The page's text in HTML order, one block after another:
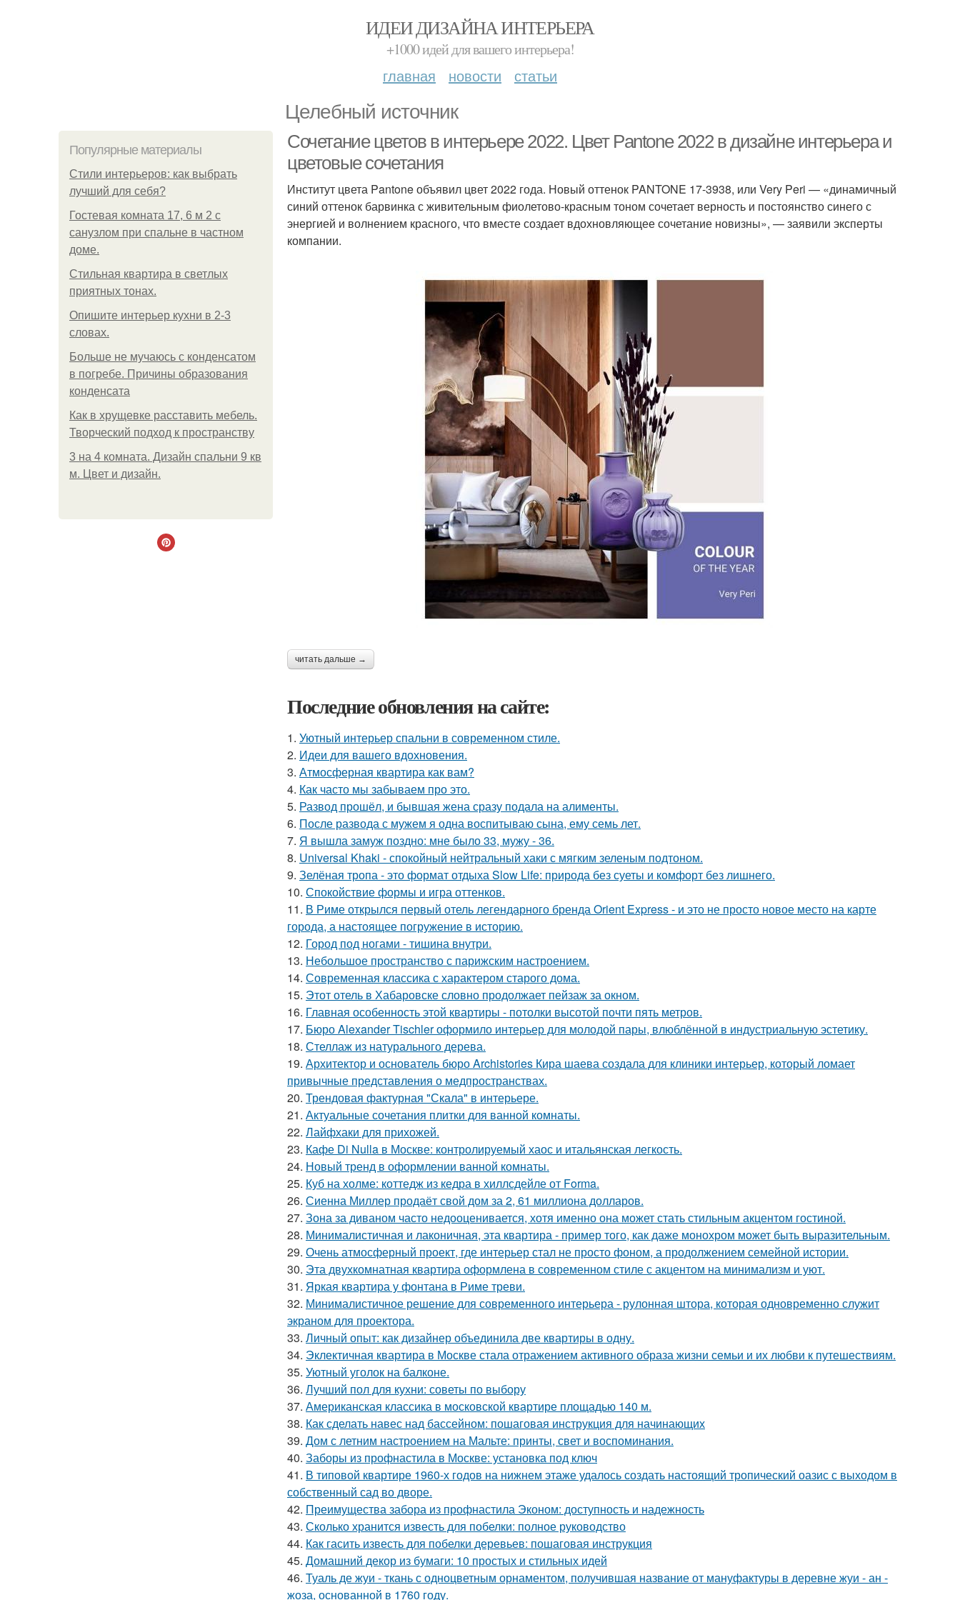
ИДЕИ ДИЗАЙНА ИНТЕРЬЕРА
+1000 идей для вашего интерьера!
главная новости статьи
Целебный источник
Популярные материалы
Стили интерьеров: как выбрать
лучший для себя?
Гостевая комната 17, 6 м 2 с
санузлом при спальне в частном
доме.
Стильная квартира в светлых
приятных тонах.
Опишите интерьер кухни в 2-3
словах.
Больше не мучаюсь с конденсатом
в погребе. Причины образования
конденсата
Как в хрущевке расставить мебель.
Творческий подход к пространству
3 на 4 комната. Дизайн спальни 9 кв
м. Цвет и дизайн.
Сочетание цветов в интерьере 2022. Цвет Pantone 2022 в дизайне интерьера и
цветовые сочетания
Институт цвета Pantone объявил цвет 2022 года. Новый оттенок PANTONE 17-3938, или Very Peri — «динамичный
синий оттенок барвинка с живительным фиолетово-красным тоном сочетает верность и постоянство синего с
энергией и волнением красного, что вместе создает вдохновляющее сочетание новизны», — заявили эксперты
компании.
читать дальше →
Последние обновления на сайте:
1. Уютный интерьер спальни в современном стиле.
2. Идеи для вашего вдохновения.
3. Атмосферная квартира как вам?
4. Как часто мы забываем про это.
5. Развод прошёл, и бывшая жена сразу подала на алименты.
6. После развода с мужем я одна воспитываю сына, ему семь лет.
7. Я вышла замуж поздно: мне было 33, мужу - 36.
8. Universal Khaki - спокойный нейтральный хаки с мягким зеленым подтоном.
9. Зелёная тропа - это формат отдыха Slow Life: природа без суеты и комфорт без лишнего.
10. Спокойствие формы и игра оттенков.
11. В Риме открылся первый отель легендарного бренда Orient Express - и это не просто новое место на карте
города, а настоящее погружение в историю.
12. Город под ногами - тишина внутри.
13. Небольшое пространство с парижским настроением.
14. Современная классика с характером старого дома.
15. Этот отель в Хабаровске словно продолжает пейзаж за окном.
16. Главная особенность этой квартиры - потолки высотой почти пять метров.
17. Бюро Alexander Tischler оформило интерьер для молодой пары, влюблённой в индустриальную эстетику.
18. Стеллаж из натурального дерева.
19. Архитектор и основатель бюро Archistories Кира шаева создала для клиники интерьер, который ломает
привычные представления о медпространствах.
20. Трендовая фактурная "Скала" в интерьере.
21. Актуальные сочетания плитки для ванной комнаты.
22. Лайфхаки для прихожей.
23. Кафе Di Nulla в Москве: контролируемый хаос и итальянская легкость.
24. Новый тренд в оформлении ванной комнаты.
25. Куб на холме: коттедж из кедра в хиллсдейле от Forma.
26. Сиенна Миллер продаёт свой дом за 2, 61 миллиона долларов.
27. Зона за диваном часто недооценивается, хотя именно она может стать стильным акцентом гостиной.
28. Минималистичная и лаконичная, эта квартира - пример того, как даже монохром может быть выразительным.
29. Очень атмосферный проект, где интерьер стал не просто фоном, а продолжением семейной истории.
30. Эта двухкомнатная квартира оформлена в современном стиле с акцентом на минимализм и уют.
31. Яркая квартира у фонтана в Риме треви.
32. Минималистичное решение для современного интерьера - рулонная штора, которая одновременно служит
экраном для проектора.
33. Личный опыт: как дизайнер объединила две квартиры в одну.
34. Эклектичная квартира в Москве стала отражением активного образа жизни семьи и их любви к путешествиям.
35. Уютный уголок на балконе.
36. Лучший пол для кухни: советы по выбору
37. Американская классика в московской квартире площадью 140 м.
38. Как сделать навес над бассейном: пошаговая инструкция для начинающих
39. Дом с летним настроением на Мальте: принты, свет и воспоминания.
40. Заборы из профнастила в Москве: установка под ключ
41. В типовой квартире 1960-х годов на нижнем этаже удалось создать настоящий тропический оазис с выходом в
собственный сад во дворе.
42. Преимущества забора из профнастила Эконом: доступность и надежность
43. Сколько хранится известь для побелки: полное руководство
44. Как гасить известь для побелки деревьев: пошаговая инструкция
45. Домашний декор из бумаги: 10 простых и стильных идей
46. Туаль де жуи - ткань с одноцветным орнаментом, получившая название от мануфактуры в деревне жуи - ан -
жоза, основанной в 1760 году.